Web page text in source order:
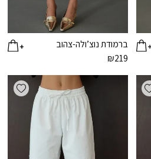
ברמודת נוצ’ולה-צהוב
₪219
Add wishlist